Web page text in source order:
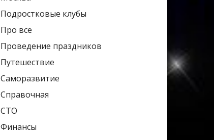
Подростковые клубы
Про все
Проведение праздников
Путешествие
Саморазвитие
Справочная
СТО
Финансы